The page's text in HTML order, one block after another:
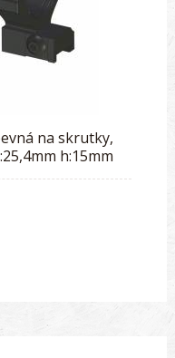
na skrutky,
h:15mm